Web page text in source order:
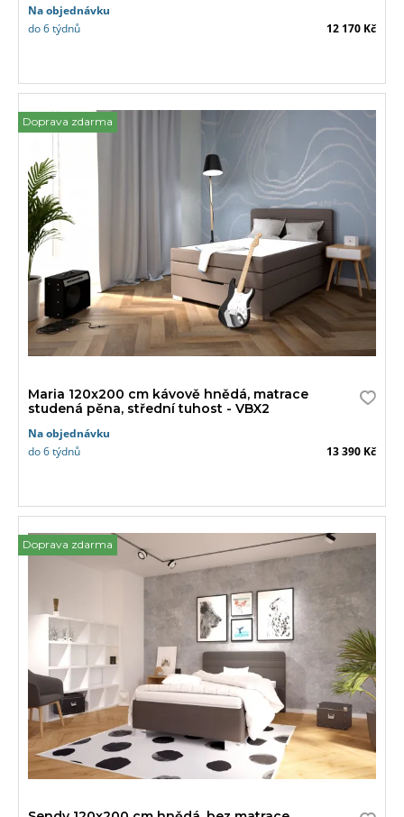
Na objednávku
do 6 týdnů
12 170 Kč
Doprava zdarma
Maria 120x200 cm kávově hnědá, matrace
studená pěna, střední tuhost - VBX2
Na objednávku
do 6 týdnů
13 390 Kč
Doprava zdarma